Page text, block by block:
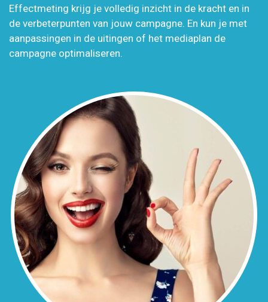
Effectmeting krijg je volledig inzicht in de kracht en in
de verbeterpunten van jouw campagne. En kun je met
aanpassingen in de uitingen of het mediaplan de
campagne optimaliseren.